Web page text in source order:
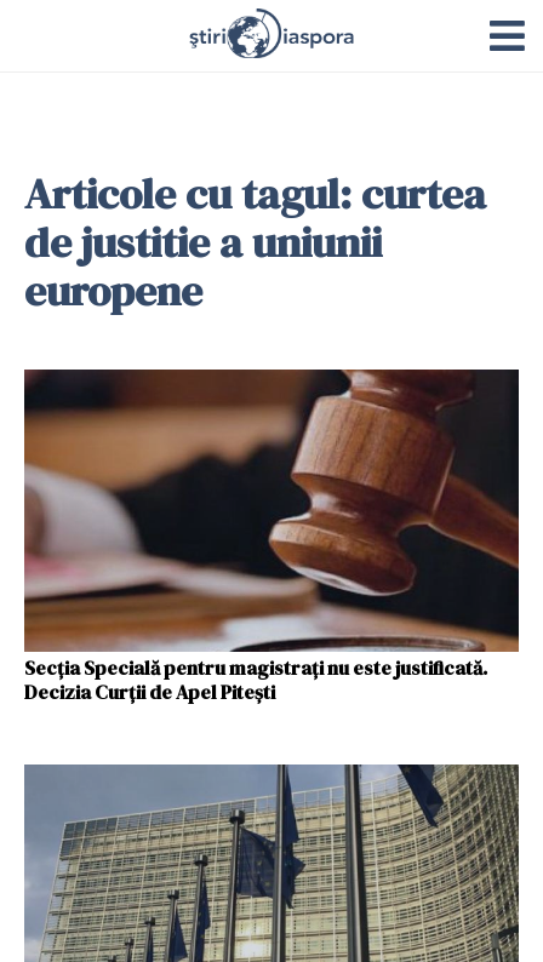
Articole cu tagul: curtea
de justitie a uniunii
europene
Secția Specială pentru magistrați nu este justificată.
Decizia Curții de Apel Pitești